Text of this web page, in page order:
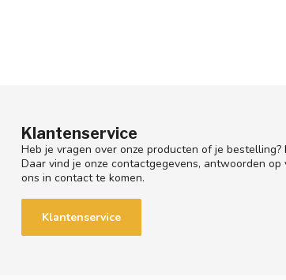
Klantenservice
Heb je vragen over onze producten of je
Daar vind je onze contactgegevens, antwoorden
ons in contact te komen.
Klantenservice